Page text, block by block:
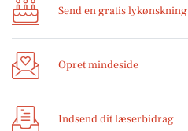
Send en gratis lykønskning
Opret mindeside
Indsend dit læserbidrag